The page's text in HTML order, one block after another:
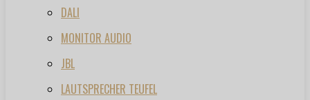
DALI
MONITOR AUDIO
JBL
LAUTSPRECHER TEUFEL